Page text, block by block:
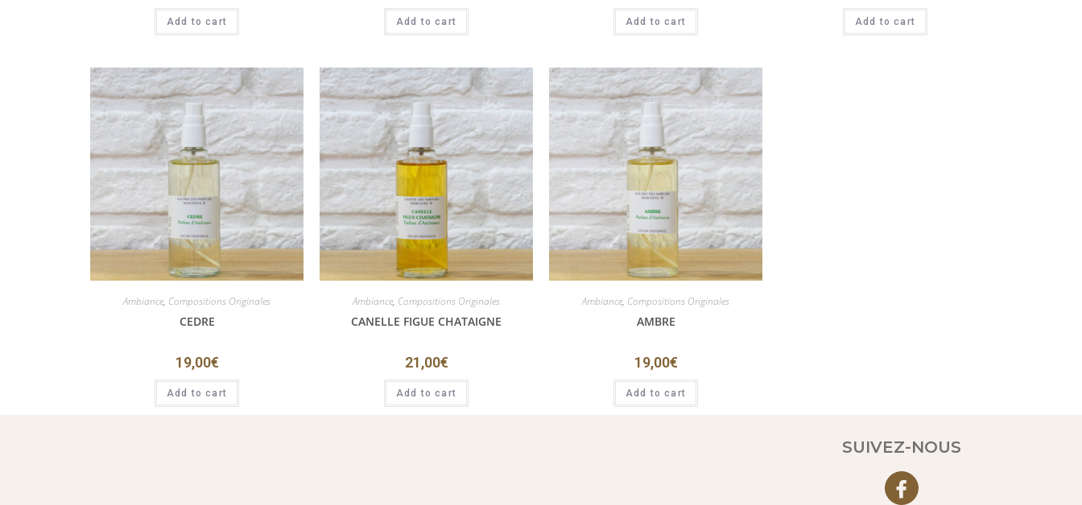
Add to cart Add to cart Add to cart Add to cart
Ambiance, Compositions Originales
CEDRE
19,00€
Add to cart
Ambiance, Compositions Originales
CANELLE FIGUE CHATAIGNE
21,00€
Add to cart
Ambiance, Compositions Originales
AMBRE
19,00€
Add to cart
SUIVEZ-NOUS